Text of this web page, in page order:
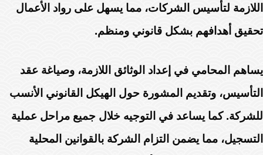
اللازمة لتأسيس الشركات، مما يسهل على رواد الأعمال
تحقيق أهدافهم بشكل قانوني ومنظم.
يساهم المحامي في إعداد الوثائق اللازمة، وصياغة عقد
التأسيس، وتقديم المشورة حول الهيكل القانوني الأنسب
للشركة. كما يساعد في التوجيه خلال جميع مراحل عملية
التسجيل، مما يضمن التزام الشركة بالقوانين المحلية